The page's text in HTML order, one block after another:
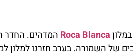
Roca Blanca המדהים. החדר
של השמורה. בערב חזרנו למלון